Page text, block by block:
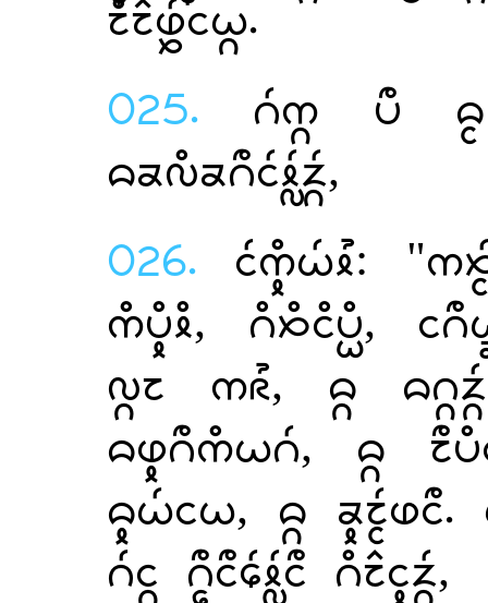
.
025.   
,
026. :
, ,
 ,  
, 
,  .
  ,